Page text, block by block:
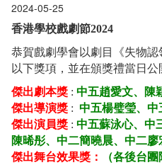
2024-05-25
香港學校戲劇節2024
恭賀戲劇學會以劇目《失物認
以下獎項，並在頒獎禮當日公
傑出劇本獎 : 中五趙愛文、陳
傑出導演獎 : 中五楊璧瑩、中
傑出演員獎 : 中五蘇泳心、中
陳晞彤、中二簡曉晨、中二
傑出舞台效果獎：
（各後台